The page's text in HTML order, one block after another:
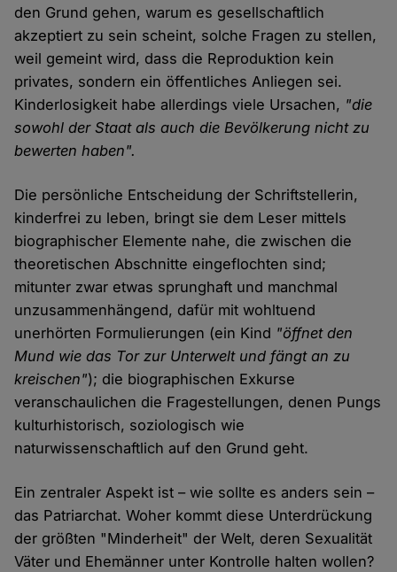
den Grund gehen, warum es gesellschaftlich
akzeptiert zu sein scheint, solche Fragen zu stellen,
weil gemeint wird, dass die Reproduktion kein
privates, sondern ein öffentliches Anliegen sei.
Kinderlosigkeit habe allerdings viele Ursachen, "die
sowohl der Staat als auch die Bevölkerung nicht zu
bewerten haben".
Die persönliche Entscheidung der Schriftstellerin,
kinderfrei zu leben, bringt sie dem Leser mittels
biographischer Elemente nahe, die zwischen die
theoretischen Abschnitte eingeflochten sind;
mitunter zwar etwas sprunghaft und manchmal
unzusammenhängend, dafür mit wohltuend
unerhörten Formulierungen (ein Kind "öffnet den
Mund wie das Tor zur Unterwelt und fängt an zu
kreischen"); die biographischen Exkurse
veranschaulichen die Fragestellungen, denen Pungs
kulturhistorisch, soziologisch wie
naturwissenschaftlich auf den Grund geht.
Ein zentraler Aspekt ist – wie sollte es anders sein –
das Patriarchat. Woher kommt diese Unterdrückung
der größten "Minderheit" der Welt, deren Sexualität
Väter und Ehemänner unter Kontrolle halten wollen?